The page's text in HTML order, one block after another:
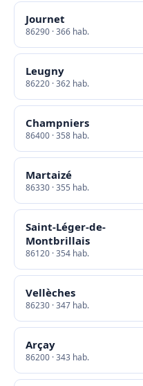
Journet
86290 · 366 hab.
Leugny
86220 · 362 hab.
Champniers
86400 · 358 hab.
Martaizé
86330 · 355 hab.
Saint-Léger-de-
Montbrillais
86120 · 354 hab.
Vellèches
86230 · 347 hab.
Arçay
86200 · 343 hab.